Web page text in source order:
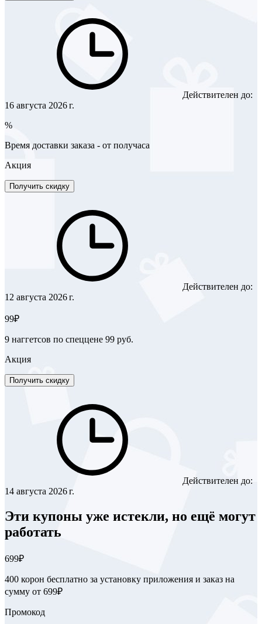
Действителен до:
16 августа 2026 г.
%
Время доставки заказа - от получаса
Акция
Получить скидку
Действителен до:
12 августа 2026 г.
99₽
9 наггетсов по спеццене 99 руб.
Акция
Получить скидку
Действителен до:
14 августа 2026 г.
Эти купоны уже истекли, но ещё могут
работать
699₽
400 корон бесплатно за установку приложения и заказ на
сумму от 699₽
Промокод